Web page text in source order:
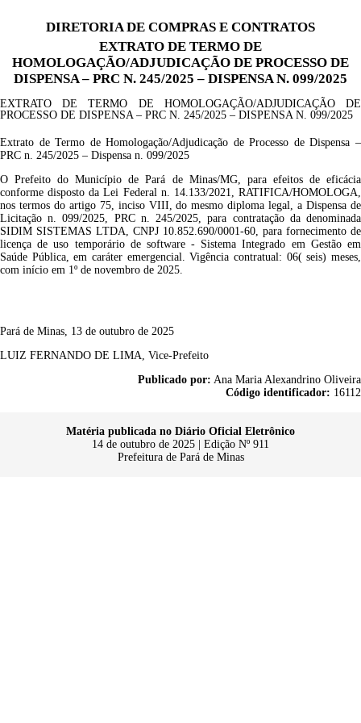
DIRETORIA DE COMPRAS E CONTRATOS
EXTRATO DE TERMO DE
HOMOLOGAÇÃO/ADJUDICAÇÃO DE PROCESSO DE
DISPENSA – PRC N. 245/2025 – DISPENSA N. 099/2025
EXTRATO DE TERMO DE HOMOLOGAÇÃO/ADJUDICAÇÃO DE
PROCESSO DE DISPENSA – PRC N. 245/2025 – DISPENSA N. 099/2025
Extrato de Termo de Homologação/Adjudicação de Processo de Dispensa –
PRC n. 245/2025 – Dispensa n. 099/2025
O Prefeito do Município de Pará de Minas/MG, para efeitos de eficácia
conforme disposto da Lei Federal n. 14.133/2021
, RATIFICA/HOMOLOGA,
nos termos do artigo 75, inciso VIII do mesmo diploma legal, aDispensa de
Licitação n.099/2025 , PRC n. 245/2025 , para contratação da denominada
SIDIM SISTEMAS LTDA , CNPJ 10.852.690/0001-60 para fornecimento de
licença de uso temporário de software - Sistema Integrado em Gestão em
Saúde Pública, em caráter emergencial.Vigência contratual: 06( seis) meses,
com início em 1º de novembro de 2025.
Pará de Minas, 13 de outubro de 2025
LUIZ FERNANDO DE LIMA, Vice-Prefeito
Publicado por: Ana Maria Alexandrino Oliveira
Código identificador: 16112
Matéria publicada no Diário Oficial Eletrônico
14 de outubro de 2025 | Edição Nº 911
Prefeitura de Pará de Minas